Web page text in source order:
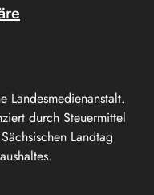
Landesmedienanstalt.
durch Steuermittel
Landtag